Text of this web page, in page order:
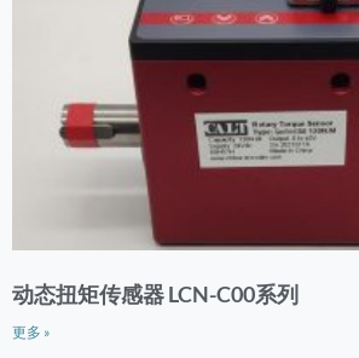
动态扭矩传感器 LCN-C00系列
更多 »